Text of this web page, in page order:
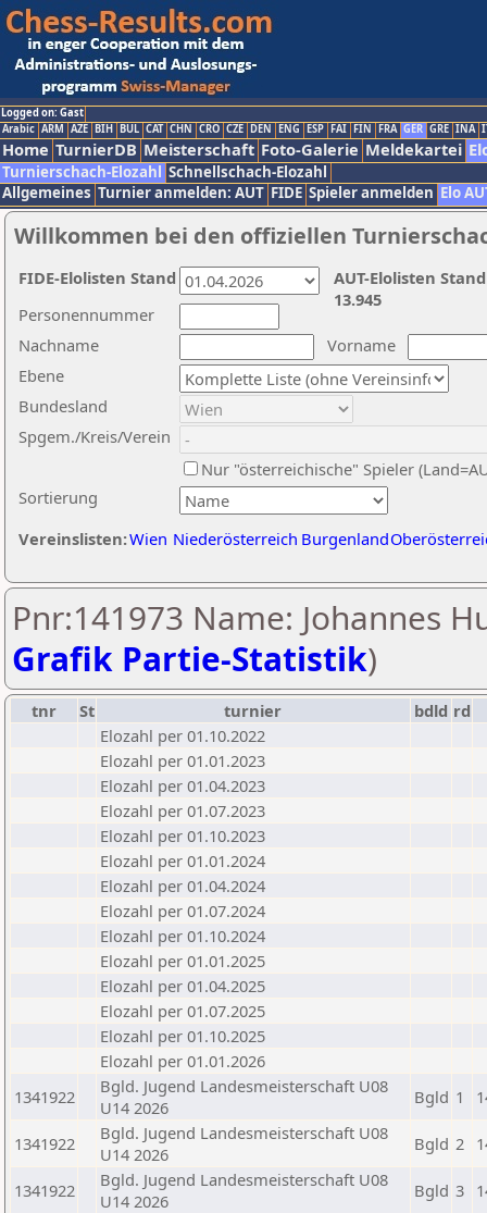
Logged on: Gast
Arabic ARM AZE BIH BUL CAT CHN CRO CZE DEN ENG ESP FAI FIN FRA GER GRE INA
Home TurnierDB Meisterschaft Foto-Galerie Meldekartei
Turnierschach-Elozahl Schnellschach-Elozahl
Allgemeines Turnier anmelden: AUT FIDE Spieler anmelden Elo
Willkommen bei den offiziellen
Nachname
Vorname
Ebene
Sortierung
Personennummer
Bundesland
Spgem./Kreis/Verein
Nur "österreichische" Spieler
Vereinslisten:Wien Niederösterreich Burgenland
AUT-Elolisten
13.945
FIDE-Elolisten Stand
Pnr:141973 Name: Johannes
Grafik Partie-Statistik)
tnr St turnier bdld rd
Elozahl per 01.10.2022
Elozahl per 01.01.2023
Elozahl per 01.04.2023
Elozahl per 01.07.2023
Elozahl per 01.10.2023
Elozahl per 01.01.2024
Elozahl per 01.04.2024
Elozahl per 01.07.2024
Elozahl per 01.10.2024
Elozahl per 01.01.2025
Elozahl per 01.04.2025
Elozahl per 01.07.2025
Elozahl per 01.10.2025
Elozahl per 01.01.2026
1341922
Bgld. Jugend Landesmeisterschaft U08
U14 2026
Bgld 1
1341922
Bgld. Jugend Landesmeisterschaft U08
U14 2026
Bgld 2
1341922
Bgld. Jugend Landesmeisterschaft U08
U14 2026
Bgld 3